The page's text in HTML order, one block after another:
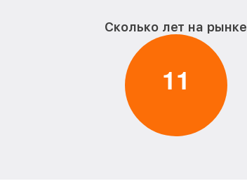
Сколько лет на рынке
11